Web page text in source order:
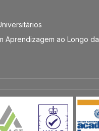
Aprendizagem ao Longo